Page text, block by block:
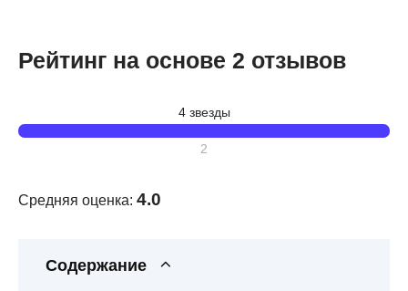
Рейтинг на основе 2 отзывов
4 звезды
2
Средняя оценка: 4.0
Содержание